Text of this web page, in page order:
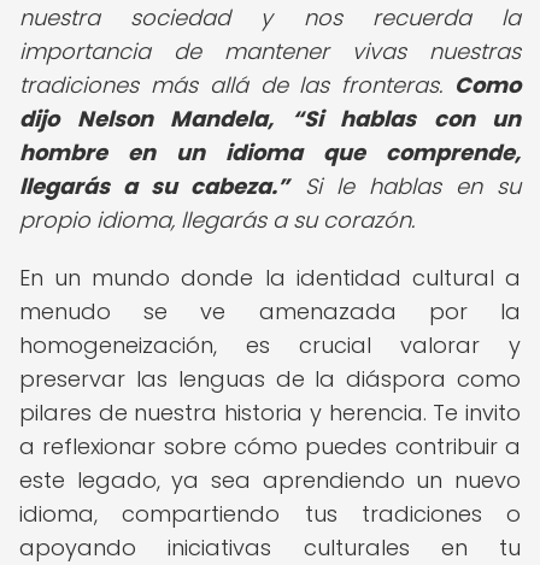
nuestra sociedad y nos recuerda la
importancia de mantener vivas nuestras
tradiciones más allá de las fronteras. Como
dijo Nelson Mandela,
Si hablas con un
hombre en un idioma que comprende,
llegarás a su cabeza. Si le hablas en su
propio idioma, llegarás a su corazón.
En un mundo donde la identidad cultural a
menudo se ve amenazada por la
homogeneización, es crucial valorar y
preservar las lenguas de la diáspora como
pilares de nuestra historia y herencia. Te invito
a reflexionar sobre cómo puedes contribuir a
este legado, ya sea aprendiendo un nuevo
idioma, compartiendo tus tradiciones o
apoyando iniciativas culturales en tu